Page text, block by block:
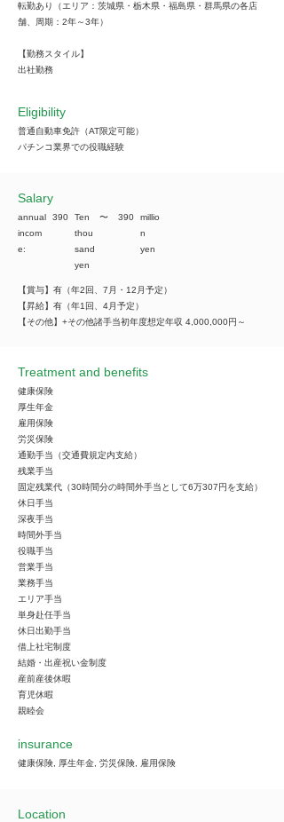
転勤あり（エリア：茨城県・栃木県・福島県・群馬県の各店
舗、周期：2年～3年）
【勤務スタイル】
出社勤務
Eligibility
普通自動車免許（AT限定可能）
パチンコ業界での役職経験
​Salary
annual
incom
e:
390
Ten
thou
sand
yen
​〜 390
millio
n
yen
【賞与】有（年2回、7月・12月予定）
【昇給】有（年1回、4月予定）
【その他】+その他諸手当初年度想定年収 4,000,000円～
Treatment and benefits
健康保険
厚生年金
雇用保険
労災保険
通勤手当（交通費規定内支給）
残業手当
固定残業代（30時間分の時間外手当として6万307円を支給）
休日手当
深夜手当
時間外手当
役職手当
営業手当
業務手当
エリア手当
単身赴任手当
休日出勤手当
借上社宅制度
結婚・出産祝い金制度
産前産後休暇
育児休暇
親睦会
insurance
健康保険, 厚生年金, 労災保険, 雇用保険
Location